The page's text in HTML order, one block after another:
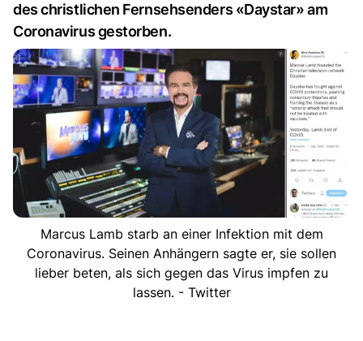
des christlichen Fernsehsenders «Daystar» am
Coronavirus gestorben.
Marcus Lamb starb an einer Infektion mit dem
Coronavirus. Seinen Anhängern sagte er, sie sollen
lieber beten, als sich gegen das Virus impfen zu
lassen. - Twitter